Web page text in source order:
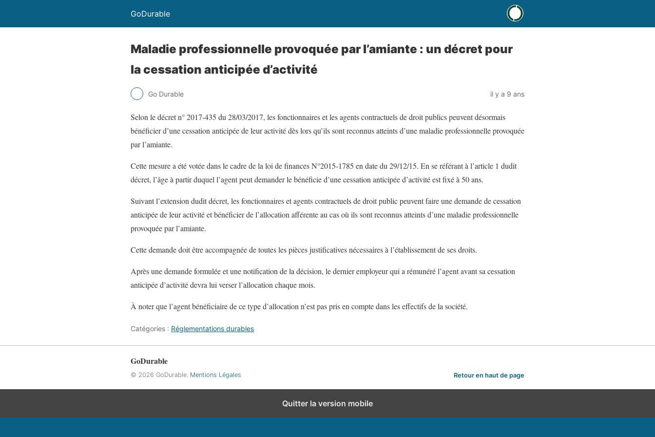
GoDurable
Maladie professionnelle provoquée par l’amiante : un décret pour
la cessation anticipée d’activité
Go Durable il y a 9 ans
Selon le décret n° 2017-435 du 28/03/2017, les fonctionnaires et les agents contractuels de droit publics peuvent désormais
bénéficier d’une cessation anticipée de leur activité dès lors qu’ils sont reconnus atteints d’une maladie professionnelle provoquée
par l’amiante.
Cette mesure a été votée dans le cadre de la loi de finances N°2015-1785 en date du 29/12/15. En se référant à l’article 1 dudit
décret, l’âge à partir duquel l’agent peut demander le bénéficie d’une cessation anticipée d’activité est fixé à 50 ans.
Suivant l’extension dudit décret, les fonctionnaires et agents contractuels de droit public peuvent faire une demande de cessation
anticipée de leur activité et bénéficier de l’allocation afférente au cas où ils sont reconnus atteints d’une maladie professionnelle
provoquée par l’amiante.
Cette demande doit être accompagnée de toutes les pièces justificatives nécessaires à l’établissement de ses droits.
Après une demande formulée et une notification de la décision, le dernier employeur qui a rémunéré l’agent avant sa cessation
anticipée d’activité devra lui verser l’allocation chaque mois.
À noter que l’agent bénéficiaire de ce type d’allocation n’est pas pris en compte dans les effectifs de la société.
Catégories : Réglementations durables
GoDurable
© 2026 GoDurable. Mentions Légales Retour en haut de page
Quitter la version mobile